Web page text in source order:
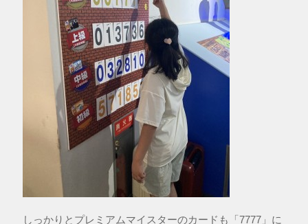
しっかりとプレミアムマイスターのカードも「7777」に